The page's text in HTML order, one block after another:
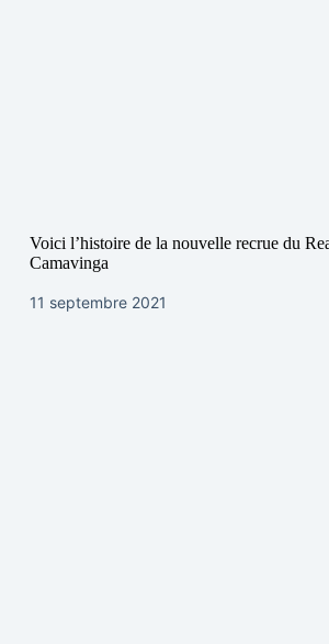
Voici l’histoire de la nouvelle recrue du
Camavinga
11 septembre 2021